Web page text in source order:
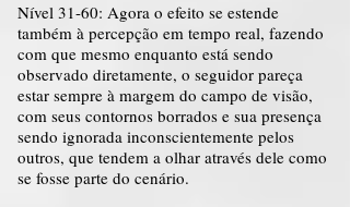
Nível 31-60: Agora o efeito se estende
também à percepção em tempo real, fazendo
com que mesmo enquanto está sendo
observado diretamente, o seguidor pareça
estar sempre à margem do campo de visão,
com seus contornos borrados e sua presença
sendo ignorada inconscientemente pelos
outros, que tendem a olhar através dele como
se fosse parte do cenário.